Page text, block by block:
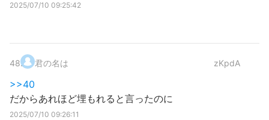
2025/07/10 09:25:42
48. 君の名は zKpdA
>>40
だからあれほど埋もれると言ったのに
2025/07/10 09:26:11